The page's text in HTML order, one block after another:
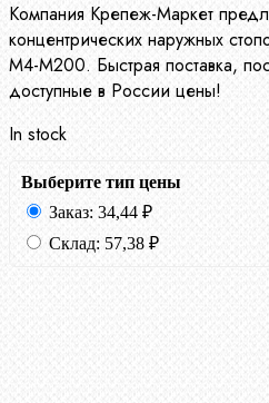
Компания Крепеж-Маркет
концентрических наружных
М4-М200. Быстрая поставка,
доступные в России цены!
In stock
Выберите тип цены
Заказ: 34,44 ₽
Склад: 57,38 ₽